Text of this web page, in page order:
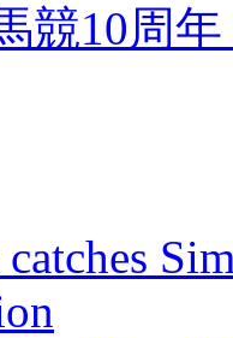
競10周年